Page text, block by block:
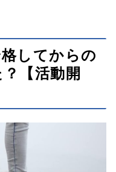
してからの
【活動開